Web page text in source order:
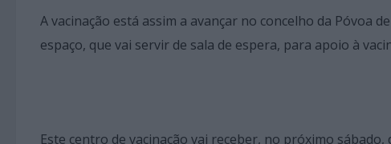
A vacinação está assim a avançar no concelho da Póvoa
espaço, que vai servir de sala de espera, para apoio à
Este centro de vacinação vai receber, no próximo